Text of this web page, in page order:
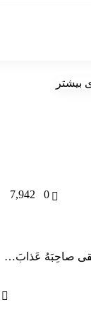
0
یَقى صاحِبَهُ عَذابَ…
بیشتر